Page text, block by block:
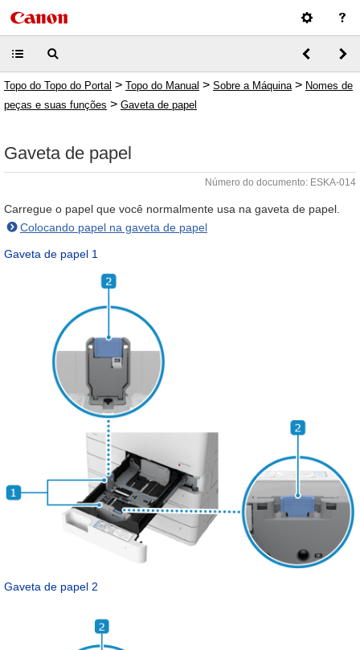
Topo do Topo do Portal > Topo do Manual > Sobre a Máquina > Nomes de
peças e suas funções > Gaveta de papel
Gaveta de papel
Número do documento: ESKA-014
Carregue o papel que você normalmente usa na gaveta de papel.
Colocando papel na gaveta de papel
Gaveta de papel 1
Gaveta de papel 2